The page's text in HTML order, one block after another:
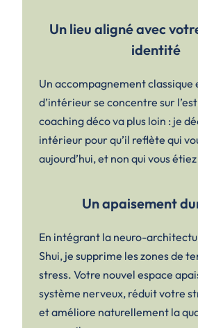
Un lieu aligné avec
identité
Un accompagnement classique
d’intérieur se concentre sur
coaching déco va plus loin : je
intérieur pour qu’il reflète qui
aujourd’hui, et non qui vous
Un apaisement
En intégrant la neuro-
Shui, je supprime les zones de
stress. Votre nouvel espace
système nerveux, réduit votre
et améliore naturellement la